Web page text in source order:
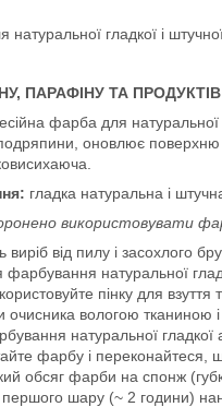
гладкої і
ПАРАФІНУ ТА
фарба для натуральної
оновлює поверхню
гладка натуральна і
використовувати
виріб від пилу і засохлого
натуральної
пінку для взуття
очисника вологою тканиною
натуральної гладкої
фарбу і
обсяг фарби на спонж
шару (~ 2 години)